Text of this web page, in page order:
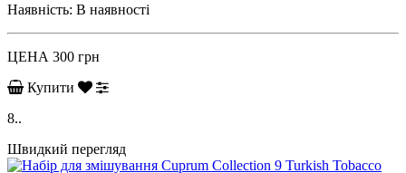
Наявність: В наявності
ЦЕНА 300 грн
Купити
8..
Швидкий перегляд